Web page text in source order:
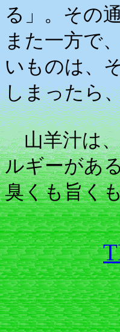
る」。その
また一方で
いものは、
しまったら
山羊汁は、
ルギーがあ
臭くも旨く